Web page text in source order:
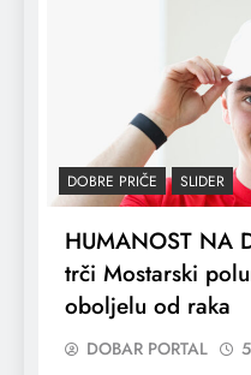
DOBRE PRIČE SLIDER
HUMANOST NA
trči Mostarski
oboljelu od raka
DOBAR PORTAL